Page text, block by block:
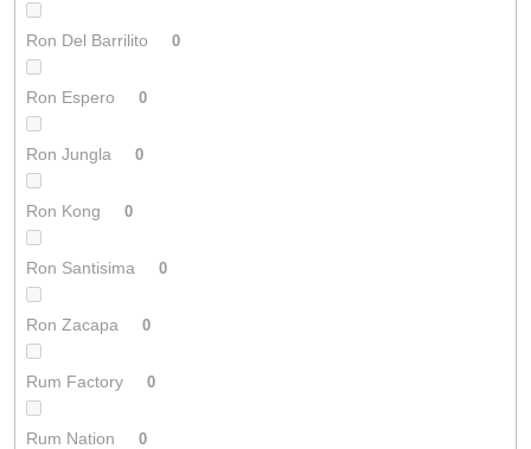
Ron Del Barrilito 0
Ron Espero 0
Ron Jungla 0
Ron Kong 0
Ron Santisima 0
Ron Zacapa 0
Rum Factory 0
Rum Nation 0